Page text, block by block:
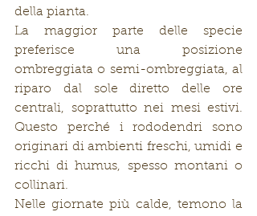
della pianta.
La maggior parte delle specie
preferisce una posizione
ombreggiata o semi-ombreggiata, al
riparo dal sole diretto delle ore
centrali, soprattutto nei mesi estivi.
Questo perché i rododendri sono
originari di ambienti freschi, umidi e
ricchi di humus, spesso montani o
collinari.
Nelle giornate più calde, temono la